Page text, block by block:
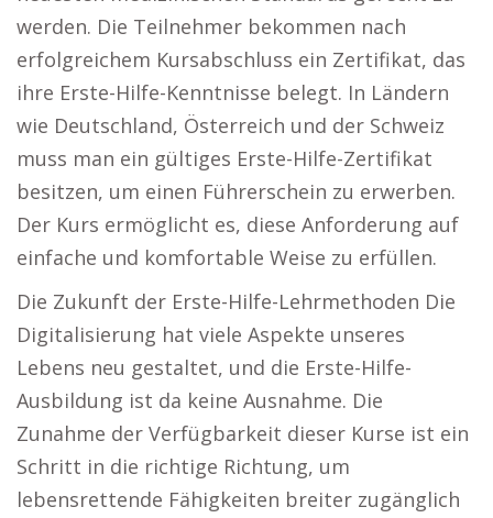
werden. Die Teilnehmer bekommen nach
erfolgreichem Kursabschluss ein Zertifikat, das
ihre Erste-Hilfe-Kenntnisse belegt. In Ländern
wie Deutschland, Österreich und der Schweiz
muss man ein gültiges Erste-Hilfe-Zertifikat
besitzen, um einen Führerschein zu erwerben.
Der Kurs ermöglicht es, diese Anforderung auf
einfache und komfortable Weise zu erfüllen.
Die Zukunft der Erste-Hilfe-Lehrmethoden Die
Digitalisierung hat viele Aspekte unseres
Lebens neu gestaltet, und die Erste-Hilfe-
Ausbildung ist da keine Ausnahme. Die
Zunahme der Verfügbarkeit dieser Kurse ist ein
Schritt in die richtige Richtung, um
lebensrettende Fähigkeiten breiter zugänglich